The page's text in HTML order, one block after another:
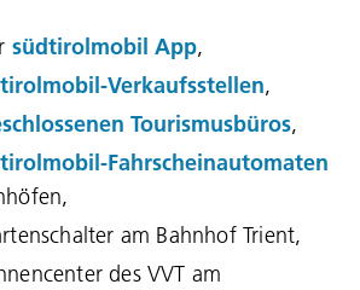
südtirolmobil App,
Verkaufsstellen,
Tourismusbüros,
Fahrscheinautomaten
am Bahnhof Trient,
des VVT am